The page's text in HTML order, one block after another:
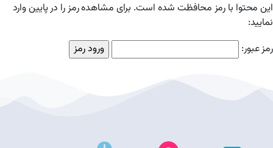
این محتوا با رمز محافظت شده است. برای مشاهده رمز را در پایین وارد
نمایید:
رمز عبور: